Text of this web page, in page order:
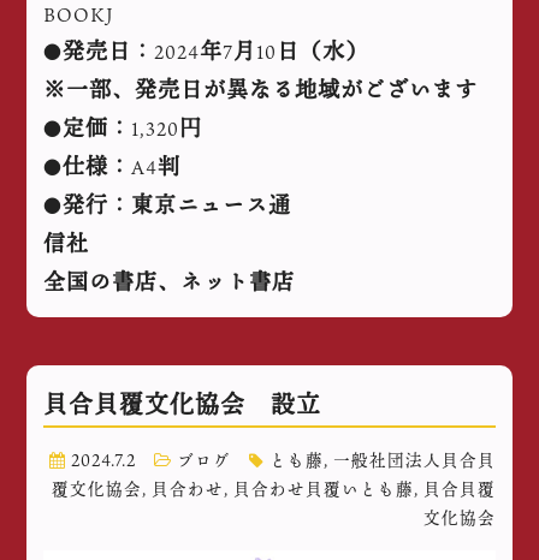
BOOKJ
●発売日：2024年7月10 日（水）
※一部、発売日が異なる地域がございます
●定価： 1,320円
●仕様：A4判
●発行：東京ニュース通
信社
全国の書店、ネット書店
貝合貝覆文化協会 設立
2024.7.2 ブログ とも藤, 一般社団法人貝合貝
覆文化協会, 貝合わせ, 貝合わせ貝覆いとも藤, 貝合貝覆
文化協会